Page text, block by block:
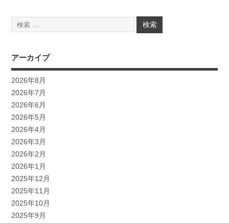
アーカイブ
2026年8月
2026年7月
2026年6月
2026年5月
2026年4月
2026年3月
2026年2月
2026年1月
2025年12月
2025年11月
2025年10月
2025年9月